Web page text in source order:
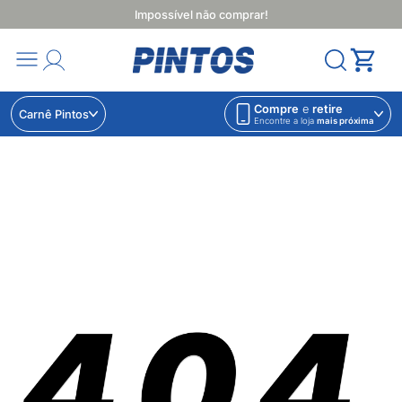
Impossível não comprar!
Carnê Pintos Compre e retire
Encontre a loja mais próxima